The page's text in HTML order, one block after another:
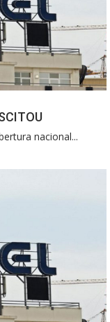
nacional...